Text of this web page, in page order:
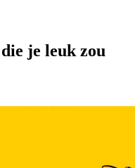
je leuk zou